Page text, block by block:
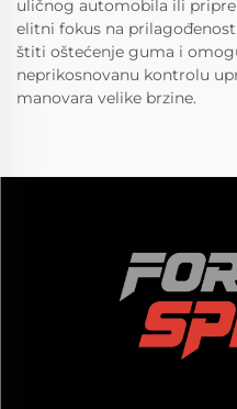
uličnog automobila ili
elitni fokus na
štiti oštećenje guma i
neprikosnovanu kontrolu
manovara velike brzine.